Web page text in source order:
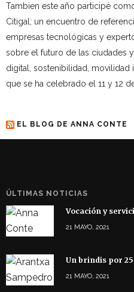
Tambien este año participé
Citigal; un encuentro de
empresas tecnológicas y
sobre el futuro de las ciudades
digital, sostenibilidad, movilidad
que se ha celebrado el 11 y 12
EL BLOG DE ANNA CONTE
ÚLTIMAS NOTICIAS
Vocación y
21 MAYO, 2021
Un brindis por
21 MAYO, 2021